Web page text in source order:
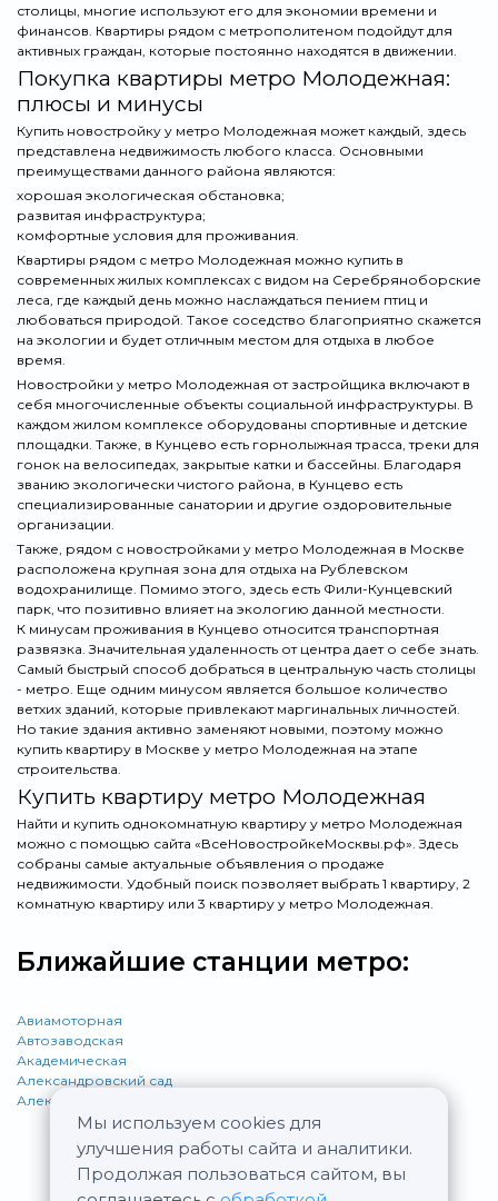
Мы используем cookies для
улучшения работы сайта и аналитики.
Продолжая пользоваться сайтом, вы
столицы, многие используют его для экономии времени и
финансов. Квартиры рядом с метрополитеном подойдут для
активных граждан, которые постоянно находятся в движении.
Покупка квартиры метро Молодежная:
плюсы и минусы
Купить новостройку у метро Молодежная может каждый, здесь
представлена недвижимость любого класса. Основными
преимуществами данного района являются:
хорошая экологическая обстановка;
развитая инфраструктура;
комфортные условия для проживания.
Квартиры рядом с метро Молодежная можно купить в
современных жилых комплексах с видом на Серебряноборские
леса, где каждый день можно наслаждаться пением птиц и
любоваться природой. Такое соседство благоприятно скажется
на экологии и будет отличным местом для отдыха в любое
время.
Новостройки у метро Молодежная от застройщика включают в
себя многочисленные объекты социальной инфраструктуры. В
каждом жилом комплексе оборудованы спортивные и детские
площадки. Также, в Кунцево есть горнолыжная трасса, треки для
гонок на велосипедах, закрытые катки и бассейны. Благодаря
званию экологически чистого района, в Кунцево есть
специализированные санатории и другие оздоровительные
организации.
Также, рядом с новостройками у метро Молодежная в Москве
расположена крупная зона для отдыха на Рублевском
водохранилище. Помимо этого, здесь есть Фили-Кунцевский
парк, что позитивно влияет на экологию данной местности.
К минусам проживания в Кунцево относится транспортная
развязка. Значительная удаленность от центра дает о себе знать.
Самый быстрый способ добраться в центральную часть столицы
- метро. Еще одним минусом является большое количество
ветхих зданий, которые привлекают маргинальных личностей.
Но такие здания активно заменяют новыми, поэтому можно
купить квартиру в Москве у метро Молодежная на этапе
строительства.
Купить квартиру метро Молодежная
Найти и купить однокомнатную квартиру у метро Молодежная
можно с помощью сайта «ВсеНовостройкеМосквы.рф». Здесь
собраны самые актуальные объявления о продаже
недвижимости. Удобный поиск позволяет выбрать 1 квартиру, 2
комнатную квартиру или 3 квартиру у метро Молодежная.
Ближайшие станции метро:
Авиамоторная
Автозаводская
Академическая
Александровский сад
Алексеевская